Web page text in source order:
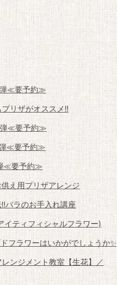
≪要予約≫
リザがオススメ!!
≪要予約≫
≪要予約≫
≪要予約≫
え用プリザアレンジ
バラのお手入れ講座
ティフィシャルフラワー)
フラワーはいかがでしょうか✨
ンジメント教室【生花】／